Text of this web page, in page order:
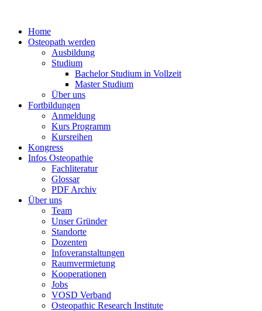
Home
Osteopath werden
Ausbildung
Studium
Bachelor Studium in Vollzeit
Master Studium
Über uns
Fortbildungen
Anmeldung
Kurs Programm
Kursreihen
Kongress
Infos Osteopathie
Fachliteratur
Glossar
PDF Archiv
Über uns
Team
Unser Gründer
Standorte
Dozenten
Infoveranstaltungen
Raumvermietung
Kooperationen
Jobs
VOSD Verband
Osteopathic Research Institute